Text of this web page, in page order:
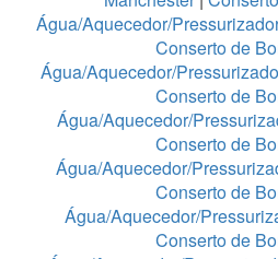
Água/Aquecedor/
Conserto de
Água/Aquecedor/
Conserto de
Água/Aquecedor/
Conserto de
Água/Aquecedor/
Conserto de
Água/Aquecedor/
Conserto de